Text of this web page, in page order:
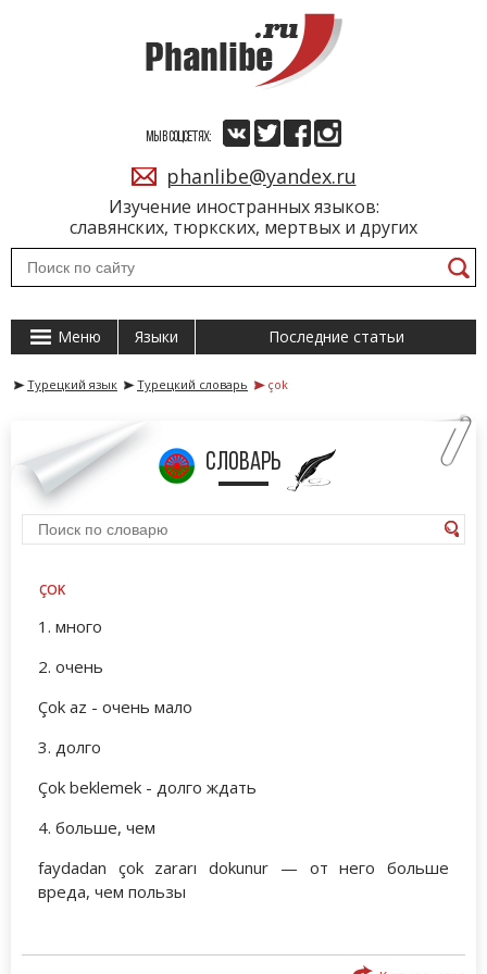
Изучение иностранных языков:
славянских, тюркских, мертвых и других
МЫ В СОЦСЕТЯХ:
phanlibe@yandex.ru
Меню Языки Последние статьи
Турецкий язык Турецкий словарь çok
словарь
ÇOK
1. много
2. очень
Çok az - очень мало
3. долго
Çok beklemek - долго ждать
4. больше, чем
faydadan çok zararı dokunur — от него больше
вреда, чем пользы